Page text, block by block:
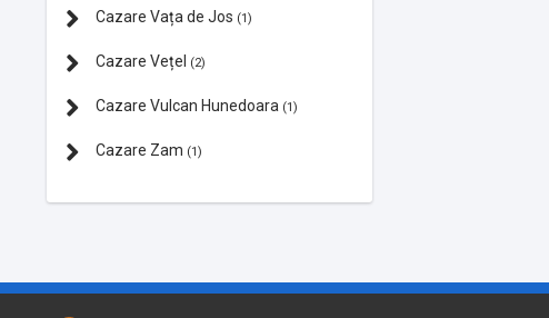
Cazare Vața de Jos (1)
Cazare Vețel (2)
Cazare Vulcan Hunedoara (1)
Cazare Zam (1)